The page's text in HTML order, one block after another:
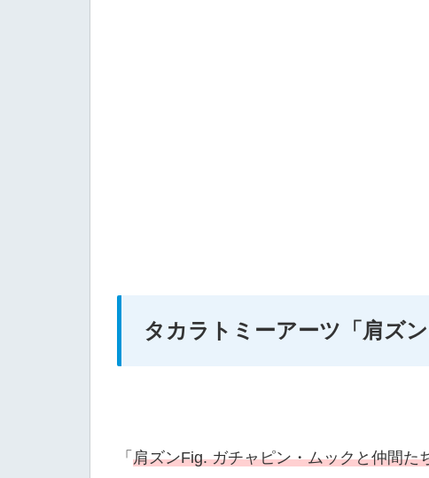
タカラトミーアーツ 「肩ズ
「 肩ズンFig. ガチャピン・ムックと仲間た